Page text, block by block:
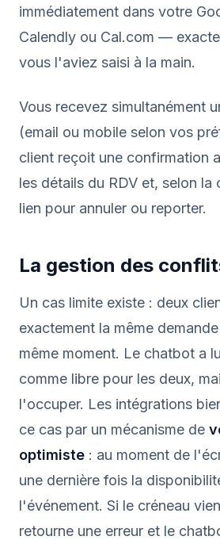
immédiatement dans votre
Calendly ou Cal.com —
vous l'aviez saisi à la main.
Vous recevez simultanément
(email ou mobile selon vos
client reçoit une confirmation
les détails du RDV et, selon la
lien pour annuler ou reporter.
La gestion des
Un cas limite existe : deux
exactement la même
même moment. Le chatbot a
comme libre pour les deux,
l'occuper. Les intégrations
ce cas par un mécanisme de
optimiste : au moment de
une dernière fois la
l'événement. Si le créneau
retourne une erreur et le